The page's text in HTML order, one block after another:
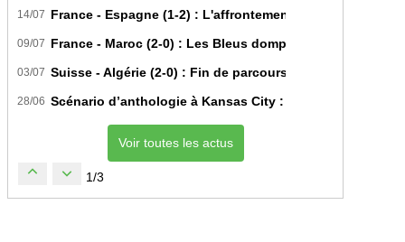
14/07 France - Espagne (1-2) : L'affrontement tactique ultime
09/07 France - Maroc (2-0) : Les Bleus domptent les Lions de
03/07 Suisse - Algérie (2-0) : Fin de parcours pour les Fennecs
28/06 Scénario d’anthologie à Kansas City : L’Algérie
Voir toutes les actus
1/3